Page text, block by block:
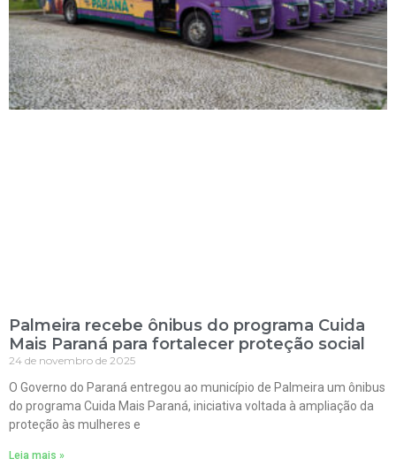
Palmeira recebe ônibus do programa Cuida
Mais Paraná para fortalecer proteção social
24 de novembro de 2025
O Governo do Paraná entregou ao município de Palmeira um ônibus
do programa Cuida Mais Paraná, iniciativa voltada à ampliação da
proteção às mulheres e
Leia mais »